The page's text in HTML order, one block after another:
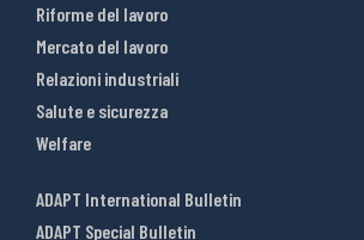
Riforme del lavoro
Mercato del lavoro
Relazioni industriali
Salute e sicurezza
Welfare
ADAPT International Bulletin
ADAPT Special Bulletin